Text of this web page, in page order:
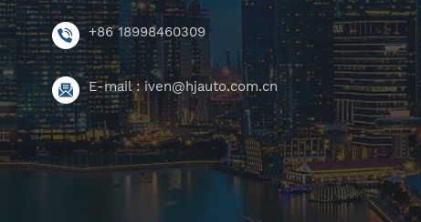
+86 18998460309
E-mail : iven@hjauto.com.cn